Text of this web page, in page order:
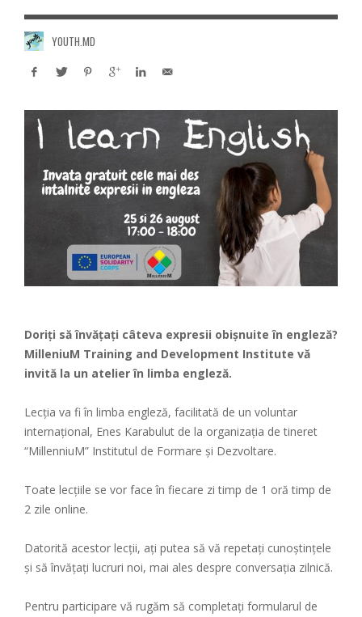
YOUTH.MD
Doriți să învățați câteva expresii obișnuite în engleză?
MilleniuM Training and Development Institute vă
invită la un atelier în limba engleză.
Lecția va fi în limba engleză, facilitată de un voluntar
internațional, Enes Karabulut de la organizația de tineret
“MillenniuM” Institutul de Formare și Dezvoltare.
Toate lecțiile se vor face în fiecare zi timp de 1 oră timp de
2 zile online.
Datorită acestor lecții, ați putea să vă repetați cunoștințele
și să învățați lucruri noi, mai ales despre conversația zilnică.
Pentru participare vă rugăm să completați formularul de